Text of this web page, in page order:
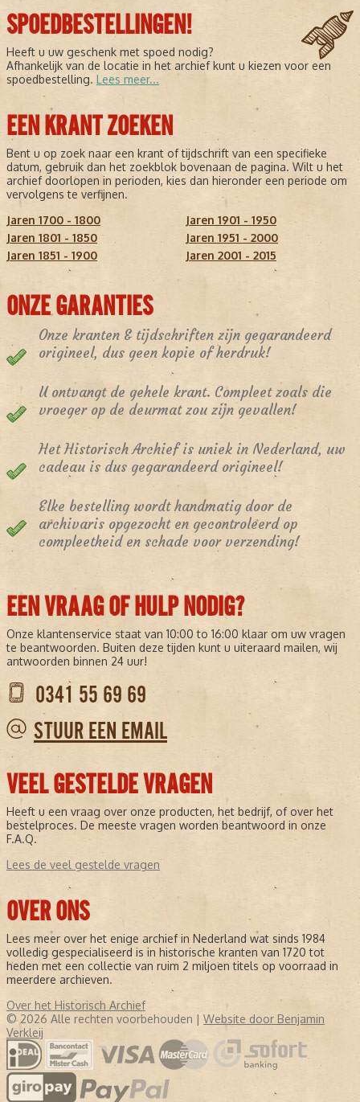
SPOEDBESTELLINGEN!
Heeft u uw geschenk met spoed nodig?
Afhankelijk van de locatie in het archief kunt u kiezen voor een
spoedbestelling. Lees meer...
EEN KRANT ZOEKEN
Bent u op zoek naar een krant of tijdschrift van een specifieke
datum, gebruik dan het zoekblok bovenaan de pagina. Wilt u het
archief doorlopen in perioden, kies dan hieronder een periode om
vervolgens te verfijnen.
Jaren 1700 - 1800
Jaren 1801 - 1850
Jaren 1851 - 1900
Jaren 1901 - 1950
Jaren 1951 - 2000
Jaren 2001 - 2015
ONZE GARANTIES
Onze kranten & tijdschriften zijn gegarandeerd
origineel, dus geen kopie of herdruk!
U ontvangt de gehele krant. Compleet zoals die
vroeger op de deurmat zou zijn gevallen!
Het Historisch Archief is uniek in Nederland, uw
cadeau is dus gegarandeerd origineel!
Elke bestelling wordt handmatig door de
archivaris opgezocht en gecontroleerd op
compleetheid en schade voor verzending!
EEN VRAAG OF HULP NODIG?
Onze klantenservice staat van 10:00 to 16:00 klaar om uw vragen
te beantwoorden. Buiten deze tijden kunt u uiteraard mailen, wij
antwoorden binnen 24 uur!
0341 55 69 69
STUUR EEN EMAIL
VEEL GESTELDE VRAGEN
Heeft u een vraag over onze producten, het bedrijf, of over het
bestelproces. De meeste vragen worden beantwoord in onze
F.A.Q.
Lees de veel gestelde vragen
OVER ONS
Lees meer over het enige archief in Nederland wat sinds 1984
volledig gespecialiseerd is in historische kranten van 1720 tot
heden met een collectie van ruim 2 miljoen titels op voorraad in
meerdere archieven.
Over het Historisch Archief
© 2026 Alle rechten voorbehouden | Website door Benjamin
Verkleij